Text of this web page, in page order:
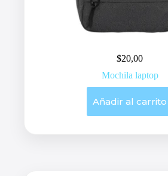
$20,00
Mochila laptop
Añadir al carrito